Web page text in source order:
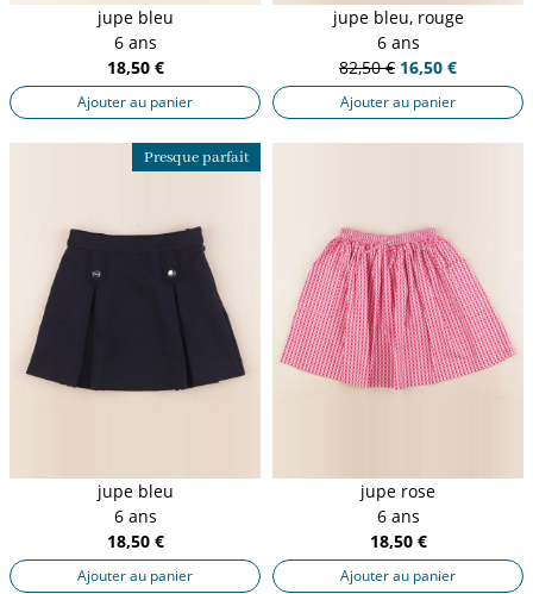
jupe bleu
6 ans
18,50 €
Ajouter au panier
jupe bleu, rouge
6 ans
82,50 € 16,50 €
Ajouter au panier
Presque parfait
jupe bleu
6 ans
18,50 €
Ajouter au panier
jupe rose
6 ans
18,50 €
Ajouter au panier